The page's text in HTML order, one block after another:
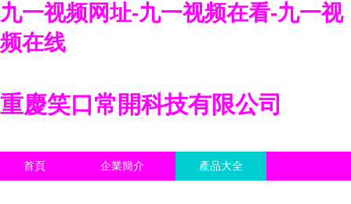
九一视频网址-九一视频在看-九一视
频在线
重慶笑口常開科技有限公司
首頁 企業簡介 產品大全